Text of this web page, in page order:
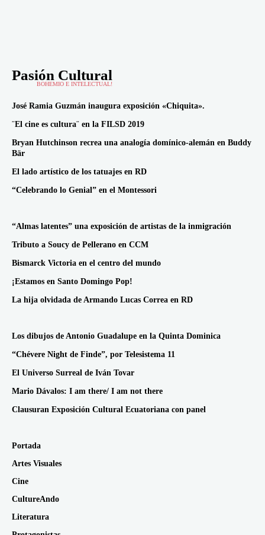
Pasión Cultural
BOHEMIO E INTELECTUAL!
José Ramia Guzmán inaugura exposición «Chiquita».
¨El cine es cultura¨ en la FILSD 2019
Bryan Hutchinson recrea una analogía domínico-alemán en Buddy
Bär
El lado artístico de los tatuajes en RD
“Celebrando lo Genial” en el Montessori
“Almas latentes” una exposición de artistas de la inmigración
Tributo a Soucy de Pellerano en CCM
Bismarck Victoria en el centro del mundo
¡Estamos en Santo Domingo Pop!
La hija olvidada de Armando Lucas Correa en RD
Los dibujos de Antonio Guadalupe en la Quinta Dominica
“Chévere Night de Finde”, por Telesistema 11
El Universo Surreal de Iván Tovar
Mario Dávalos: I am there/ I am not there
Clausuran Exposición Cultural Ecuatoriana con panel
Portada
Artes Visuales
Cine
CultureAndo
Literatura